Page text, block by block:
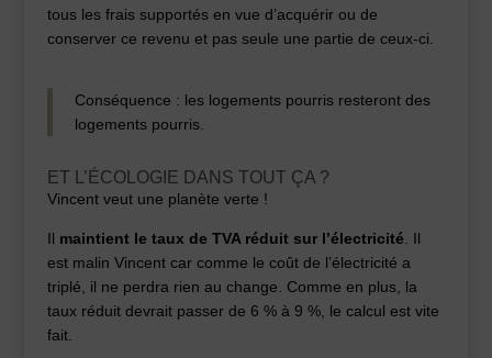
tous les frais supportés en vue d’acquérir ou de
conserver ce revenu et pas seule une partie de ceux-ci.
Conséquence : les logements pourris resteront des
logements pourris.
ET L’ÉCOLOGIE DANS TOUT ÇA ?
Vincent veut une planète verte !
Il maintient le taux de TVA réduit sur l’électricité . Il
est malin Vincent car comme le coût de l’électricité a
triplé, il ne perdra rien au change. Comme en plus, la
taux réduit devrait passer de 6 % à 9 %, le calcul est vite
fait.